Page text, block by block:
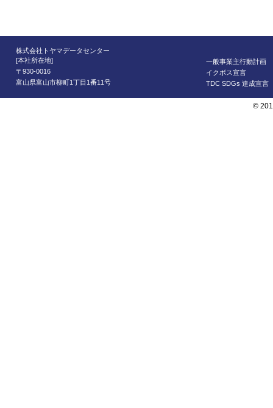
株式会社トヤマデータセンター
[本社所在地]
〒930-0016
富山県富山市柳町1丁目1番11号
一般事業主行動計画
イクボス宣言
TDC SDGs 達成宣言
©